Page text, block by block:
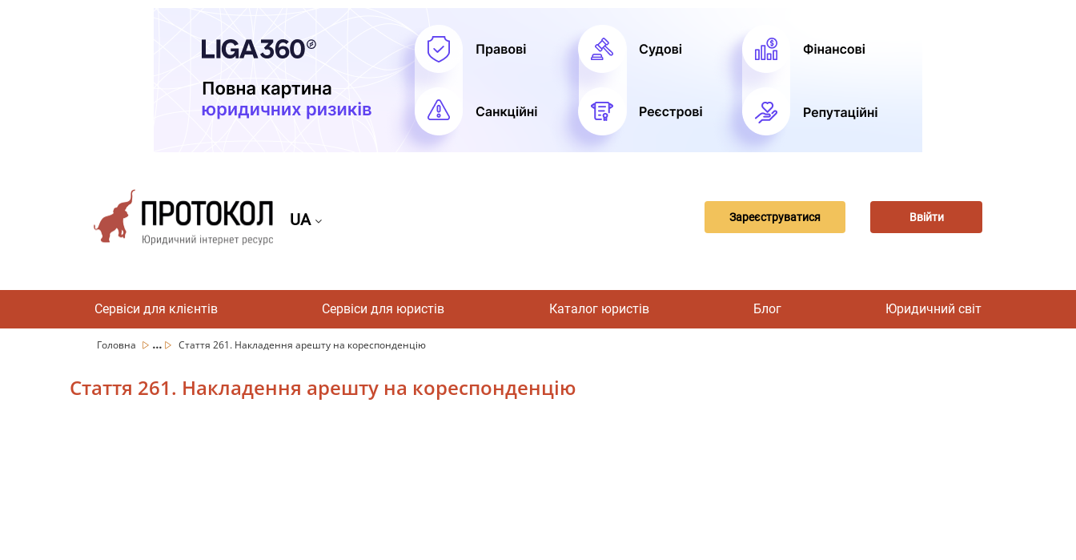
UA Зареєструватися Ввійти
Сервіси для клієнтів Сервіси для юристів Каталог юристів Блог Юридичний світ
Головна ... Стаття 261. Накладення арешту на кореспонденцію
Стаття 261. Накладення арешту на кореспонденцію